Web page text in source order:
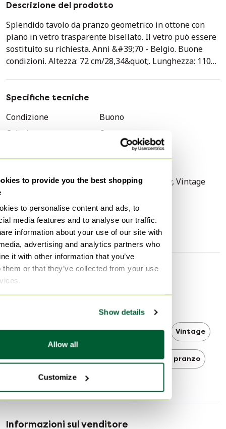
to provide you the best shopping
to personalise content and ads, to
media features and to analyse our traffic.
information about your use of our site with
advertising and analytics partners who
it with other information that you’ve
them or that they’ve collected from your use
Show details
Allow all
Customize
Descrizione del prodotto
Splendido tavolo da pranzo geometrico in ottone con
piano in vetro trasparente bisellato. Il vetro può essere
sostituito su richiesta. Anni &#39;70 - Belgio. Buone
condizioni. Altezza: 72 cm/28,34&quot;. Lunghezza: 110
Specifiche tecniche
Condizione
Buono
Colori
Oro
Stile
Hollywood Regency, Vintage
Larghezza
110 cm
Profondità
110 cm
Scoprire di più
Hollywood Regency Tavoli da pranzo Vintage
Vintage Tavoli da pranzo Tavoli da pranzo
Informazioni sul venditore